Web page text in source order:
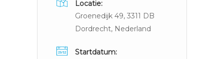
Locatie:
Groenedijk 49, 3311 DB
Dordrecht, Nederland
Startdatum: